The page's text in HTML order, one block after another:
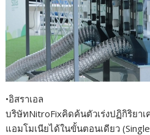
•อิสราเอล
บริษัทNitroFixคิดค้นตัวเร่งปฏิกิริยา
แอมโมเนียได้ในขั้นตอนเดียว